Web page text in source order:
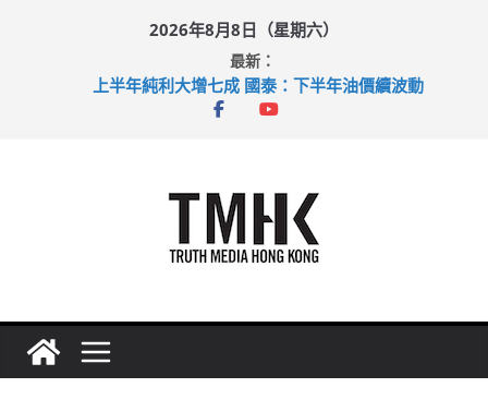
2026年8月8日（星期六）
最新：
上半年純利大增七成 國泰：下半年油價續波動
拜仁熱身賽挫維拉 啟德主場館奪錦標